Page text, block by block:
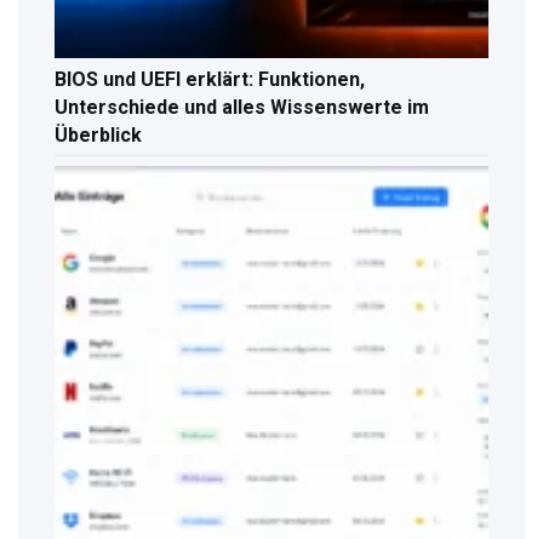
BIOS und UEFI erklärt: Funktionen,
Unterschiede und alles Wissenswerte im
Überblick